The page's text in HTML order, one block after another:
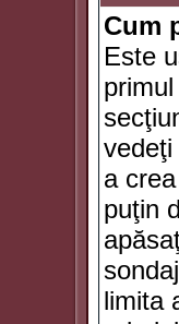
Cum
Este
a
puţin
limita